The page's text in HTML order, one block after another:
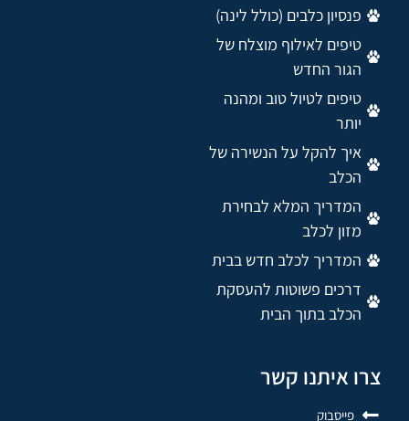
פנסיון כלבים (כולל לינה)
טיפים לאילוף מוצלח של
הגור החדש
טיפים לטיול טוב ומהנה
יותר
איך להקל על הנשירה של
הכלב
המדריך המלא לבחירת
מזון לכלב
המדריך לכלב חדש בבית
דרכים פשוטות להעסקת
הכלב בתוך הבית
צרו איתנו קשר
פייסבוק